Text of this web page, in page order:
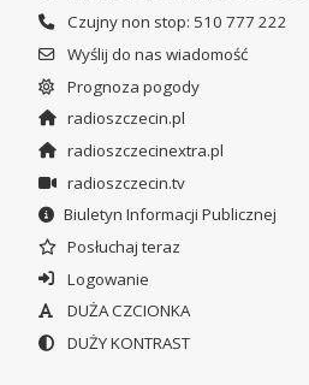
Czujny non stop: 510 777 222
Wyślij do nas wiadomość
Prognoza pogody
radioszczecin.pl
radioszczecinextra.pl
radioszczecin.tv
Biuletyn Informacji Publicznej
Posłuchaj teraz
Logowanie
DUŻA CZCIONKA
DUŻY KONTRAST